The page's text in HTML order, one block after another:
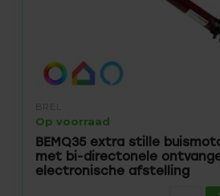
BREL
Op voorraad
BEMQ35 extra stille
met bi-directonele
electronische afstelling